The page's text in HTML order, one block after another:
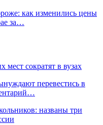
как изменились цены
за…
сократят в вузах
перевестись в
названы три